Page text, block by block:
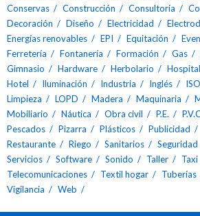
Conservas
Construcción Consultoría
Decoración
Diseño Electricidad
Energías renovables
EPI Equitación
Ferretería
Fontanería Formación Gas
Gimnasio
Hardware Herbolario
Hotel
Iluminación Industria Inglés ISO
Limpieza
LOPD Madera Maquinaria
Mobiliario
Náutica Obra civil P.E.
Pescados
Pizarra Plásticos Publicidad
Restaurante
Riego Sanitarios Seguridad
Servicios
Software Sonido Taller
Taxi
Telecomunicaciones
Textil hogar Tuberías
Vigilancia
Web